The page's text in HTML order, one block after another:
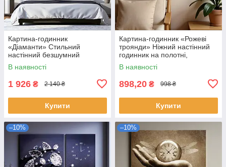
Картина-годинник
«Діаманти» Стильний
настінний безшумний
годинник Декор для спальні
чи вітальні 100х60 з 2 частин
В наявності
1 926 ₴ 2 140 ₴
Купити
Картина-годинник «Рожеві
троянди» Ніжний настінний
годинник на полотні,
романтичний декор для
спальні чи кухні 60х40см
В наявності
898,20 ₴ 998 ₴
Купити
–10% –10%